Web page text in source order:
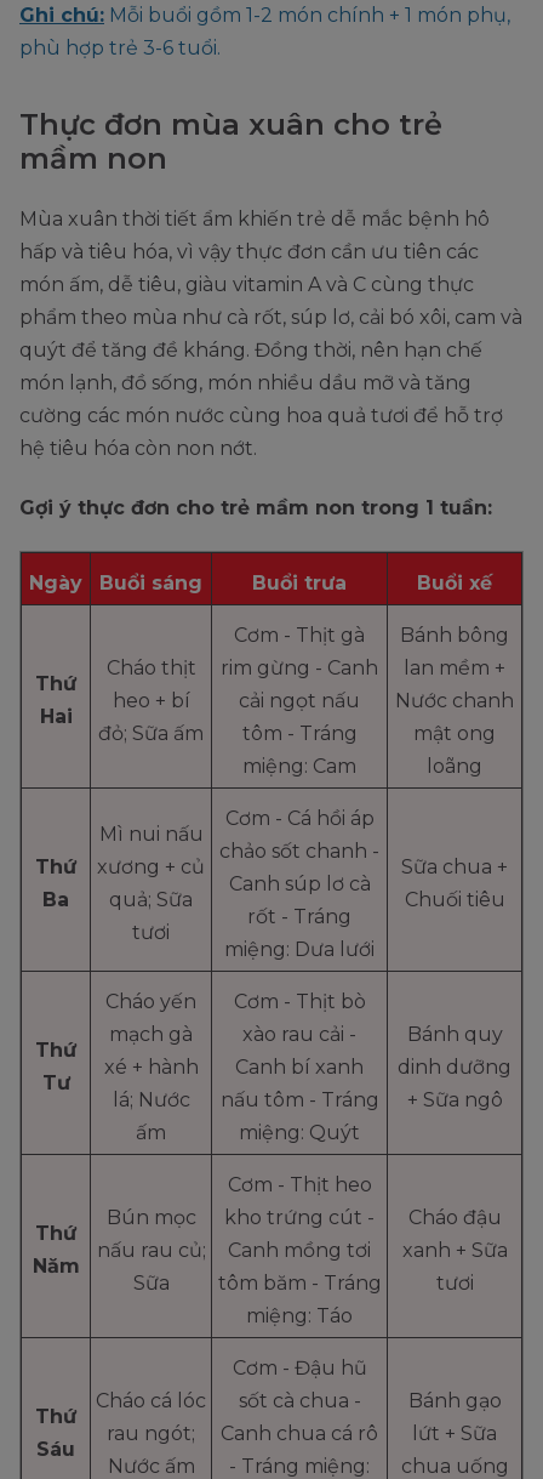
Ghi chú: Mỗi buổi gồm 1-2 món chính + 1 món phụ,
phù hợp trẻ 3-6 tuổi.
Thực đơn mùa xuân cho trẻ
mầm non
Mùa xuân thời tiết ẩm khiến trẻ dễ mắc bệnh hô
hấp và tiêu hóa, vì vậy thực đơn cần ưu tiên các
món ấm, dễ tiêu, giàu vitamin A và C cùng thực
phẩm theo mùa như cà rốt, súp lơ, cải bó xôi, cam và
quýt để tăng đề kháng. Đồng thời, nên hạn chế
món lạnh, đồ sống, món nhiều dầu mỡ và tăng
cường các món nước cùng hoa quả tươi để hỗ trợ
hệ tiêu hóa còn non nớt.
Gợi ý thực đơn cho trẻ mầm non trong 1 tuần:
Ngày Buổi sáng Buổi trưa Buổi xế
Thứ
Hai
Cháo thịt
heo + bí
đỏ; Sữa ấm
Cơm - Thịt gà
rim gừng - Canh
cải ngọt nấu
tôm - Tráng
miệng: Cam
Bánh bông
lan mềm +
Nước chanh
mật ong
loãng
Thứ
Ba
Mì nui nấu
xương + củ
quả; Sữa
tươi
Cơm - Cá hồi áp
chảo sốt chanh -
Canh súp lơ cà
rốt - Tráng
miệng: Dưa lưới
Sữa chua +
Chuối tiêu
Thứ
Tư
Cháo yến
mạch gà
xé + hành
lá; Nước
ấm
Cơm - Thịt bò
xào rau cải -
Canh bí xanh
nấu tôm - Tráng
miệng: Quýt
Bánh quy
dinh dưỡng
+ Sữa ngô
Thứ
Năm
Bún mọc
nấu rau củ;
Sữa
Cơm - Thịt heo
kho trứng cút -
Canh mồng tơi
tôm băm - Tráng
miệng: Táo
Cháo đậu
xanh + Sữa
tươi
Thứ
Sáu
Cháo cá lóc
rau ngót;
Nước ấm
Cơm - Đậu hũ
sốt cà chua -
Canh chua cá rô
- Tráng miệng:
Bánh gạo
lứt + Sữa
chua uống